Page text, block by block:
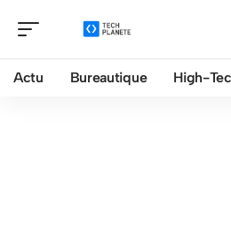
Actu Bureautique High-